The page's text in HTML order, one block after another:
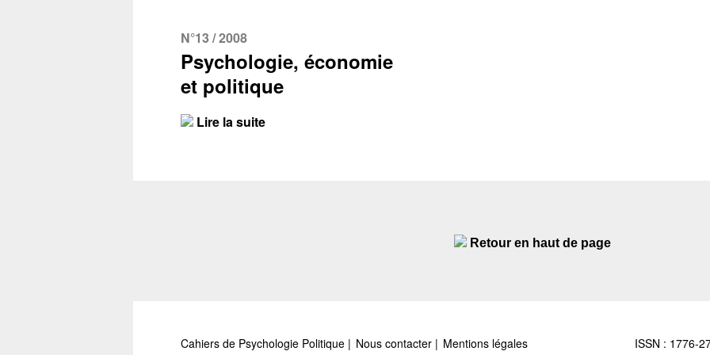
N°13 / 2008
Psychologie, économie
et politique
Lire la suite
Retour en haut de page
Cahiers de Psychologie Politique Nous contacter Mentions légales ISSN : 1776-